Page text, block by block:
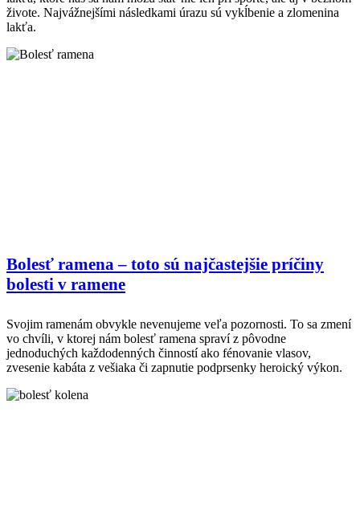
živote. Najvážnejšími následkami úrazu sú vykĺbenie a zlomenina
lakťa.
Bolesť ramena – toto sú najčastejšie príčiny
bolesti v ramene
Svojim ramenám obvykle nevenujeme veľa pozornosti. To sa zmení
vo chvíli, v ktorej nám bolesť ramena spraví z pôvodne
jednoduchých každodenných činností ako fénovanie vlasov,
zvesenie kabáta z vešiaka či zapnutie podprsenky heroický výkon.